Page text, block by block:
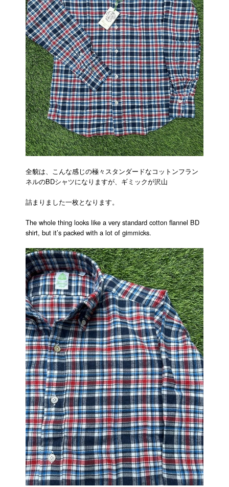
全貌は、こんな感じの極々スタンダードなコットンフラン
ネルのBDシャツになりますが、ギミックが沢山
詰まりました一枚となります。
The whole thing looks like a very standard cotton flannel BD
shirt, but it’s packed with a lot of gimmicks.